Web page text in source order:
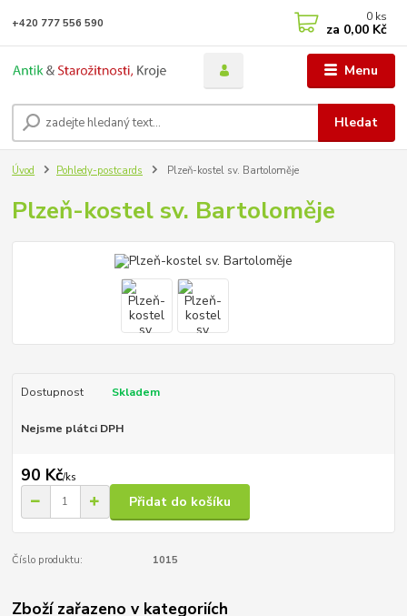
Menu
Hledat
+420 777 556 590 0 ks
za 0,00 Kč
Úvod Pohledy-postcards Plzeň-kostel sv. Bartoloměje
Plzeň-kostel sv. Bartoloměje
Dostupnost Skladem
Nejsme plátci DPH
90 Kč/ks
Přidat do košíku
Číslo produktu: 1015
Zboží zařazeno v kategoriích